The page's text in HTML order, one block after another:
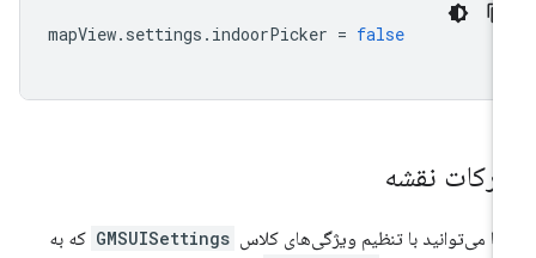
mapView.settings.indoorPicker = false
نقشه
می‌توانید با تنظیم ویژگی‌های کلاس GMSUISettings که به